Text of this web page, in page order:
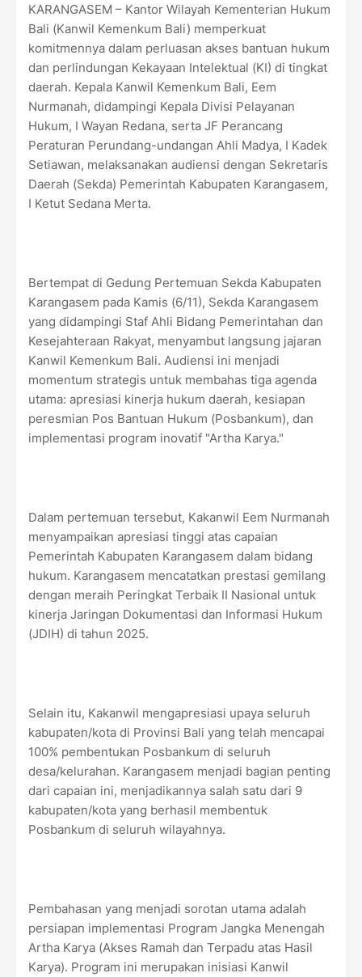
KARANGASEM – Kantor Wilayah Kementerian Hukum
Bali (Kanwil Kemenkum Bali) memperkuat
komitmennya dalam perluasan akses bantuan hukum
dan perlindungan Kekayaan Intelektual (KI) di tingkat
daerah. Kepala Kanwil Kemenkum Bali, Eem
Nurmanah, didampingi Kepala Divisi Pelayanan
Hukum, I Wayan Redana, serta JF Perancang
Peraturan Perundang-undangan Ahli Madya, I Kadek
Setiawan, melaksanakan audiensi dengan Sekretaris
Daerah (Sekda) Pemerintah Kabupaten Karangasem,
I Ketut Sedana Merta.
Bertempat di Gedung Pertemuan Sekda Kabupaten
Karangasem pada Kamis (6/11), Sekda Karangasem
yang didampingi Staf Ahli Bidang Pemerintahan dan
Kesejahteraan Rakyat, menyambut langsung jajaran
Kanwil Kemenkum Bali. Audiensi ini menjadi
momentum strategis untuk membahas tiga agenda
utama: apresiasi kinerja hukum daerah, kesiapan
peresmian Pos Bantuan Hukum (Posbankum), dan
implementasi program inovatif "Artha Karya."
Dalam pertemuan tersebut, Kakanwil Eem Nurmanah
menyampaikan apresiasi tinggi atas capaian
Pemerintah Kabupaten Karangasem dalam bidang
hukum. Karangasem mencatatkan prestasi gemilang
dengan meraih Peringkat Terbaik II Nasional untuk
kinerja Jaringan Dokumentasi dan Informasi Hukum
(JDIH) di tahun 2025.
Selain itu, Kakanwil mengapresiasi upaya seluruh
kabupaten/kota di Provinsi Bali yang telah mencapai
100% pembentukan Posbankum di seluruh
desa/kelurahan. Karangasem menjadi bagian penting
dari capaian ini, menjadikannya salah satu dari 9
kabupaten/kota yang berhasil membentuk
Posbankum di seluruh wilayahnya.
Pembahasan yang menjadi sorotan utama adalah
persiapan implementasi Program Jangka Menengah
Artha Karya (Akses Ramah dan Terpadu atas Hasil
Karya). Program ini merupakan inisiasi Kanwil